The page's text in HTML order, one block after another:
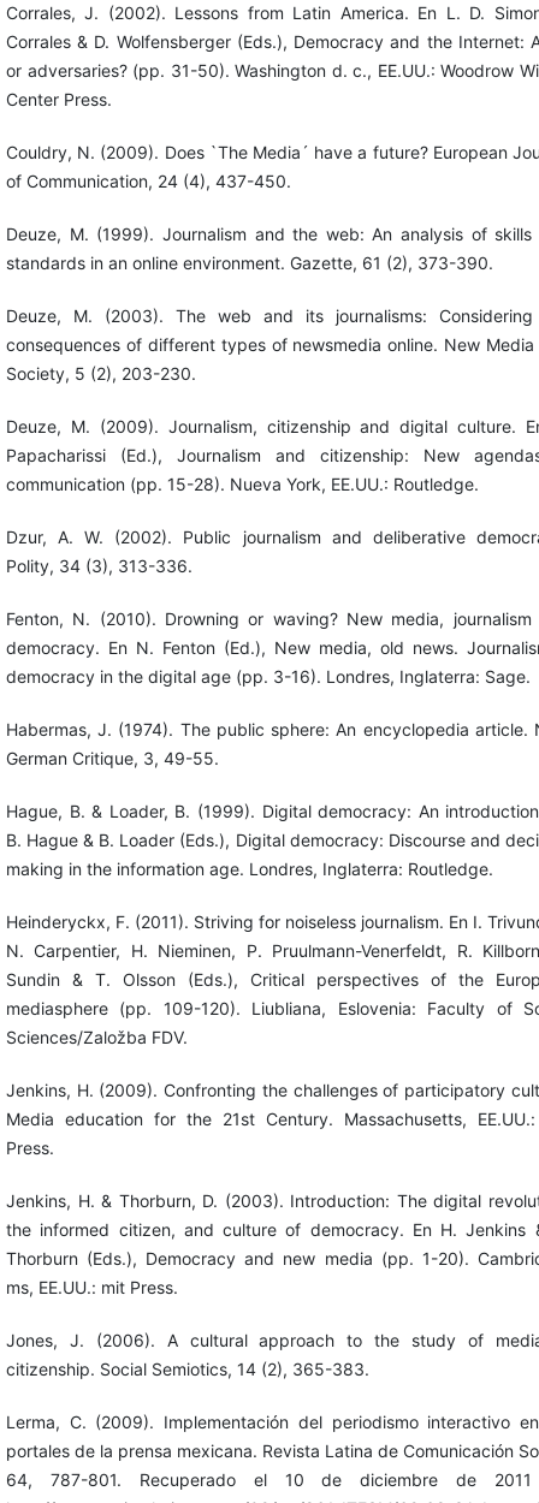
Corrales, J. (2002). Lessons from Latin America. En L. D.
Corrales & D. Wolfensberger (Eds.), Democracy and the Internet:
or adversaries? (pp. 31-50). Washington d. c., EE.UU.: Woodrow
Center Press.
Couldry, N. (2009). Does `The Media´ have a future? European
of Communication, 24 (4), 437-450.
Deuze, M. (1999). Journalism and the web: An analysis of skills
standards in an online environment. Gazette, 61 (2), 373-390.
Deuze, M. (2003). The web and its journalisms:
consequences of different types of newsmedia online. New Media
Society, 5 (2), 203-230.
Deuze, M. (2009). Journalism, citizenship and digital culture.
Papacharissi (Ed.), Journalism and citizenship: New
communication (pp. 15-28). Nueva York, EE.UU.: Routledge.
Dzur, A. W. (2002). Public journalism and deliberative
Polity, 34 (3), 313-336.
Fenton, N. (2010). Drowning or waving? New media, journalism
democracy. En N. Fenton (Ed.), New media, old news.
democracy in the digital age (pp. 3-16). Londres, Inglaterra: Sage.
Habermas, J. (1974). The public sphere: An encyclopedia article.
German Critique, 3, 49-55.
Hague, B. & Loader, B. (1999). Digital democracy: An
B. Hague & B. Loader (Eds.), Digital democracy: Discourse and
making in the information age. Londres, Inglaterra: Routledge.
Heinderyckx, F. (2011). Striving for noiseless journalism. En I.
N. Carpentier, H. Nieminen, P. Pruulmann-Venerfeldt, R.
Sundin & T. Olsson (Eds.), Critical perspectives of the
mediasphere (pp. 109-120). Liubliana, Eslovenia: Faculty of
Sciences/Založba FDV.
Jenkins, H. (2009). Confronting the challenges of participatory
Media education for the 21st Century. Massachusetts,
Press.
Jenkins, H. & Thorburn, D. (2003). Introduction: The digital
the informed citizen, and culture of democracy. En H. Jenkins
Thorburn (Eds.), Democracy and new media (pp. 1-20).
ms, EE.UU.: mit Press.
Jones, J. (2006). A cultural approach to the study of
citizenship. Social Semiotics, 14 (2), 365-383.
Lerma, C. (2009). Implementación del periodismo interactivo
portales de la prensa mexicana. Revista Latina de Comunicación
64, 787-801. Recuperado el 10 de diciembre de